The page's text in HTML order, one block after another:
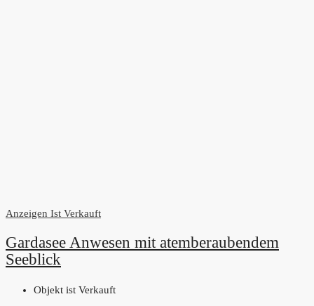
Anzeigen Ist Verkauft
Gardasee Anwesen mit atemberaubendem
Seeblick
Objekt ist Verkauft